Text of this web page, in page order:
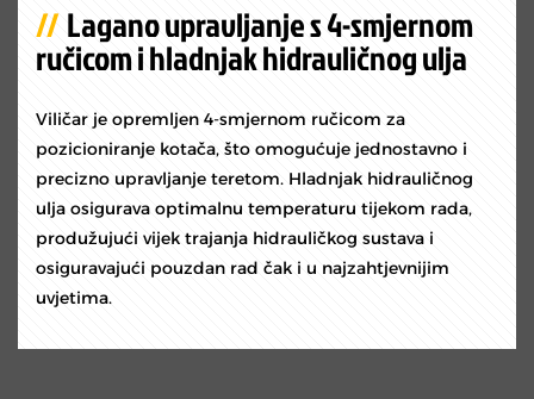
Lagano upravljanje s 4-smjernom
ručicom i hladnjak hidrauličnog ulja
Viličar je opremljen 4-smjernom ručicom za
pozicioniranje kotača, što omogućuje jednostavno i
precizno upravljanje teretom. Hladnjak hidrauličnog
ulja osigurava optimalnu temperaturu tijekom rada,
produžujući vijek trajanja hidrauličkog sustava i
osiguravajući pouzdan rad čak i u najzahtjevnijim
uvjetima.